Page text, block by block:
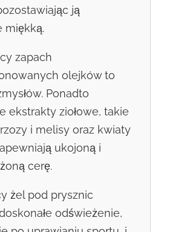
ją
miękką.
zapach
olejków to
Ponadto
ekstrakty ziołowe, takie
i melisy oraz kwiaty
ukojoną i
cerę.
żel pod prysznic
odświeżenie,